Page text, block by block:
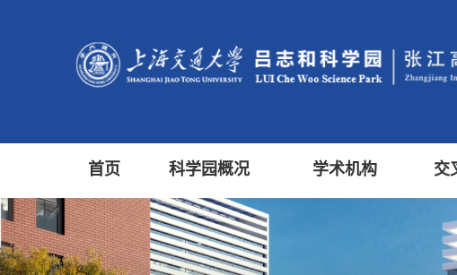
首页 科学园概况 学术机构 交